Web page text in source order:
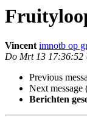
Vincent imnotb op
Do Mrt 13 17:36:52
Previous
Next message
Berichten